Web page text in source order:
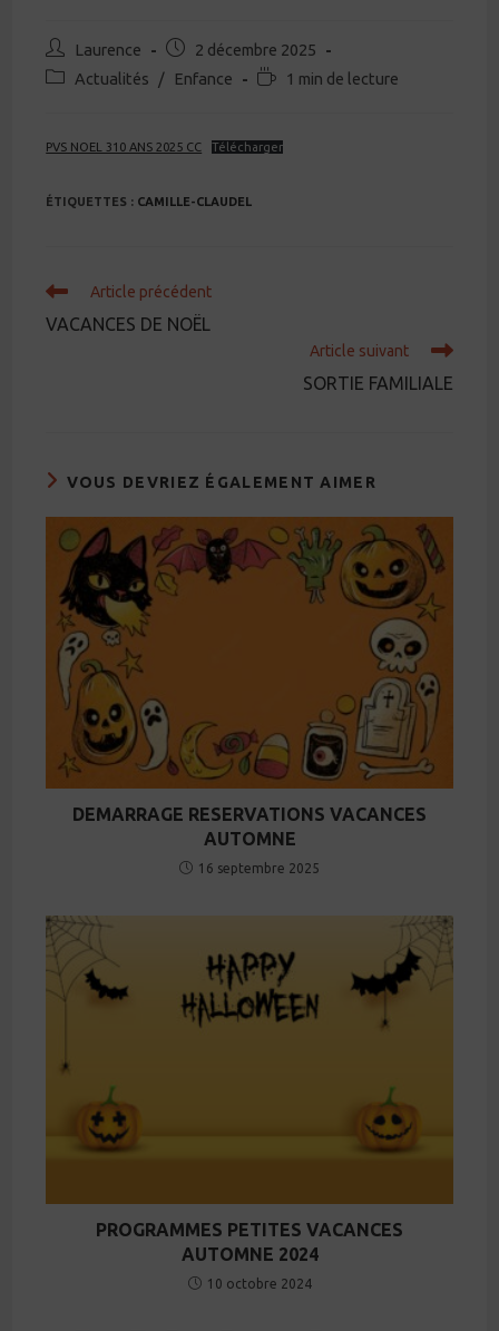
Auteur/autrice
de
Laurence
Publication
publiée :
2 décembre 2025
PostActualités / Enfance
Temps1 min de lecture
PVS NOEL 310 ANS 2025 CC Télécharger
ÉTIQUETTES : CAMILLE-CLAUDEL
Read
articles
Article précédent
VACANCES DE NOËL
Article suivant
SORTIE FAMILIALE
VOUS DEVRIEZ ÉGALEMENT AIMER
DEMARRAGE RESERVATIONS VACANCES
AUTOMNE
16 septembre 2025
PROGRAMMES PETITES VACANCES
AUTOMNE 2024
10 octobre 2024